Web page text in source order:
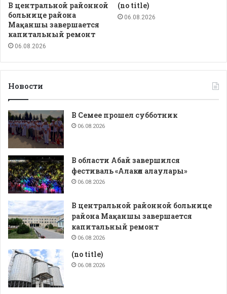
В центральной районной
больнице района
Мақаншы завершается
капитальный ремонт
06.08.2026
(no title)
06.08.2026
Новости
В Семее прошел субботник
06.08.2026
В области Абай завершился
фестиваль «Алакөл алаулары»
06.08.2026
В центральной районной больнице
района Мақаншы завершается
капитальный ремонт
06.08.2026
(no title)
06.08.2026